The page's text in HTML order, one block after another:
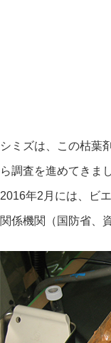
シミズは、この枯葉
ら調査を進めてきま
2016年2月には、ビ
関係機関（国防省、